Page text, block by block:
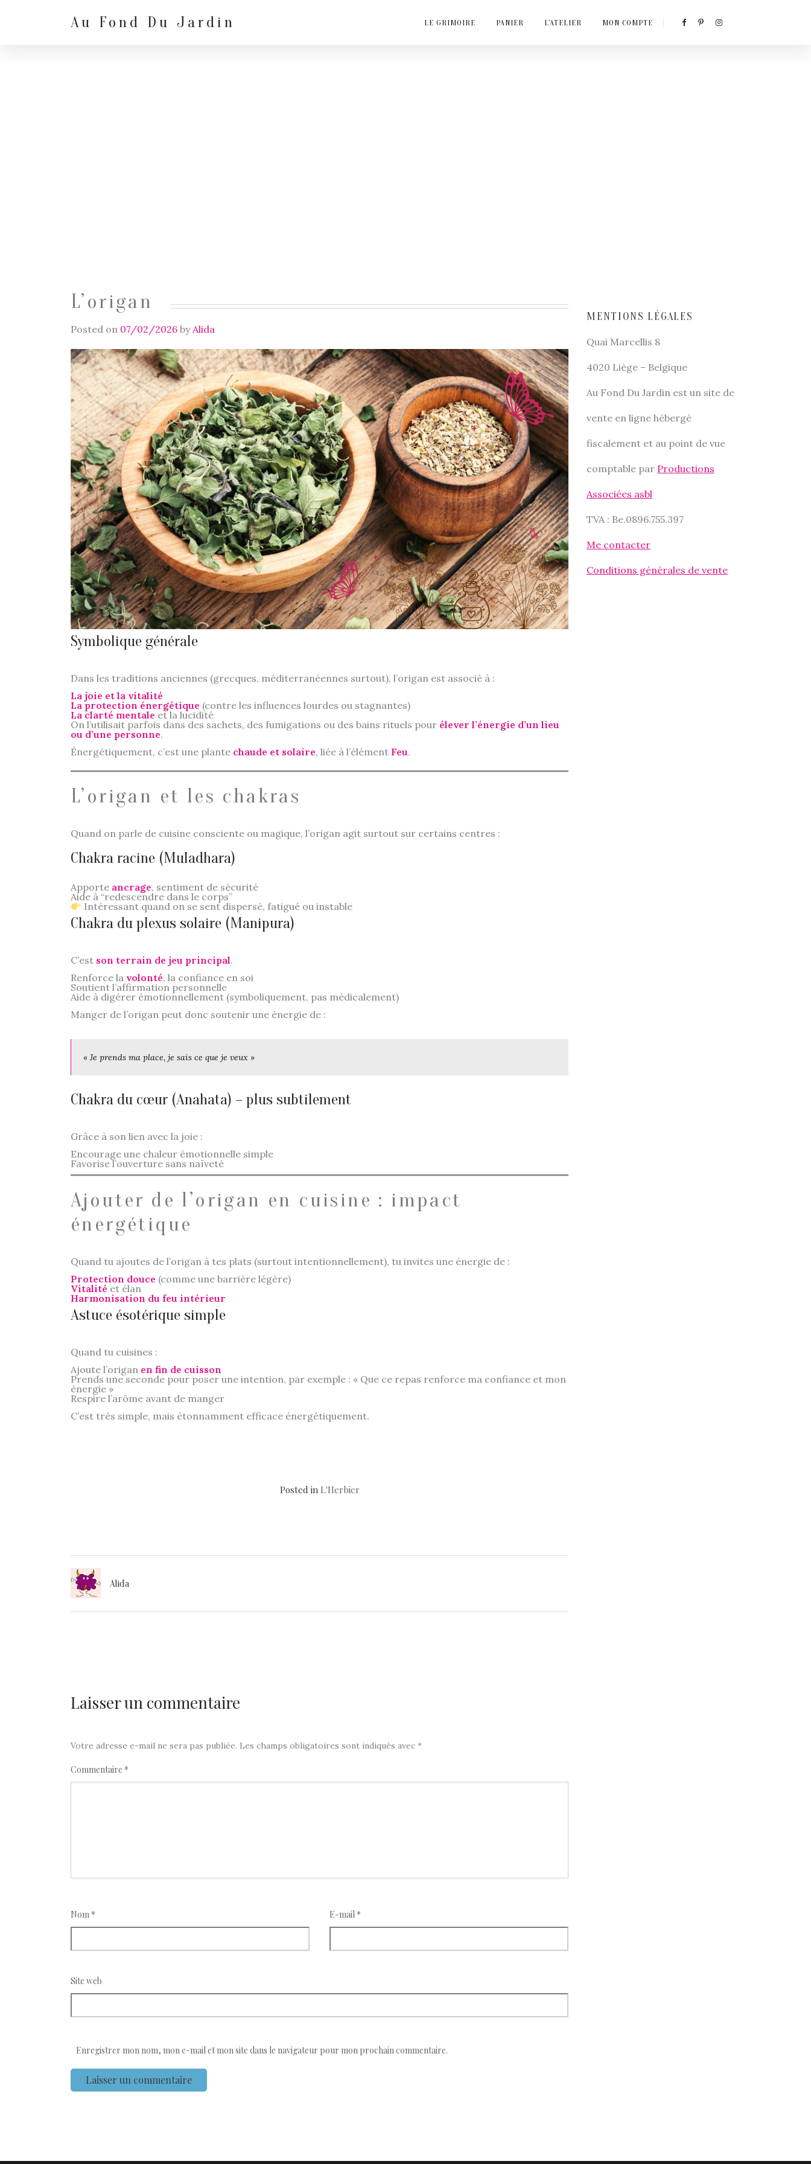
Au Fond Du Jardin LE GRIMOIRE PANIER L’ATELIER MON COMPTE
L’origan
Posted on 07/02/2026 byAlida
Symbolique générale
Dans les traditions anciennes (grecques, méditerranéennes surtout), l’origan est associé à :
La joie et la vitalité
La protection énergétique (contre les influences lourdes ou stagnantes)
La clarté mentale et la lucidité
On l’utilisait parfois dans des sachets, des fumigations ou des bains rituels pour élever l’énergie d’un lieu
ou d’une personne.
Énergétiquement, c’est une plante chaude et solaire, liée à l’élément Feu.
L’origan et les chakras
Quand on parle de cuisine consciente ou magique, l’origan agit surtout sur certains centres :
Chakra racine (Muladhara)
Apporte ancrage, sentiment de sécurité
Aide à “redescendre dans le corps”
Intéressant quand on se sent dispersé, fatigué ou instable
Chakra du plexus solaire (Manipura)
C’est son terrain de jeu principal.
Renforce la volonté, la confiance en soi
Soutient l’affirmation personnelle
Aide à digérer émotionnellement (symboliquement, pas médicalement)
Manger de l’origan peut donc soutenir une énergie de :
« Je prends ma place, je sais ce que je veux »
Chakra du cœur (Anahata) – plus subtilement
Grâce à son lien avec la joie :
Encourage une chaleur émotionnelle simple
Favorise l’ouverture sans naïveté
Ajouter de l’origan en cuisine : impact
énergétique
Quand tu ajoutes de l’origan à tes plats (surtout intentionnellement), tu invites une énergie de :
Protection douce (comme une barrière légère)
Vitalité et élan
Harmonisation du feu intérieur
Astuce ésotérique simple
Quand tu cuisines :
Ajoute l’origan en fin de cuisson
Prends une seconde pour poser une intention, par exemple : « Que ce repas renforce ma confiance et mon
énergie »
Respire l’arôme avant de manger
C’est très simple, mais étonnamment efficace énergétiquement.
Posted in L'Herbier
Alida
Laisser un commentaire
Votre adresse e-mail ne sera pas publiée. Les champs obligatoires sont indiqués avec *
Commentaire *
Nom * E-mail *
Site web
Enregistrer mon nom, mon e-mail et mon site dans le navigateur pour mon prochain commentaire.
MENTIONS LÉGALES
Quai Marcellis 8
4020 Liège – Belgique
Au Fond Du Jardin est un site de
vente en ligne hébergé
fiscalement et au point de vue
comptable par Productions
Associées asbl
TVA : Be.0896.755.397
Me contacter
Conditions générales de vente